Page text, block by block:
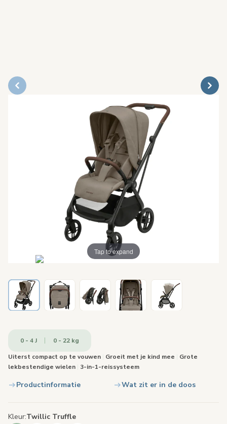
Tap to expand
0 - 4 J
0 - 22 kg
Uiterst compact op te vouwen
Groeit met je kind mee
Grote
lekbestendige wielen
3-in-1-reissysteem
Productinformatie Wat zit er in de doos
Kleur Twillic Truffle